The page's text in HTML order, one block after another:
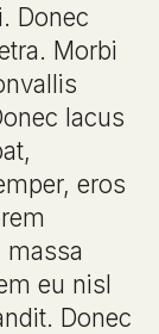
Donec
Morbi
lacus
eros
eu nisl
Donec